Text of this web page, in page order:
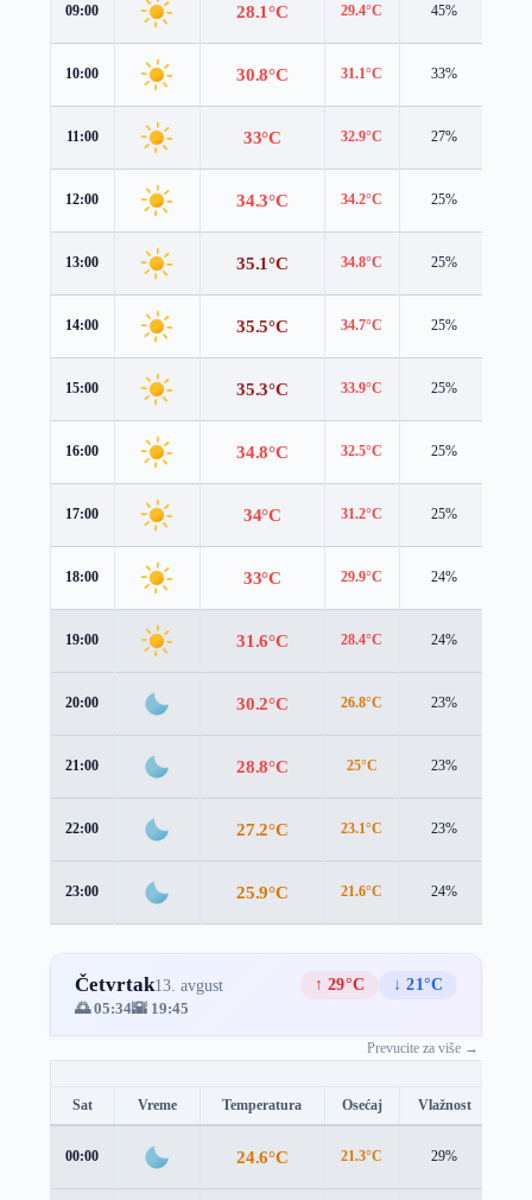
09:00 28.1°C 29.4°C 45%
10:00 30.8°C 31.1°C 33%
11:00 33°C 32.9°C 27%
12:00 34.3°C 34.2°C 25%
13:00 35.1°C 34.8°C 25%
14:00 35.5°C 34.7°C 25%
15:00 35.3°C 33.9°C 25%
16:00 34.8°C 32.5°C 25%
17:00 34°C 31.2°C 25%
18:00 33°C 29.9°C 24%
19:00 31.6°C 28.4°C 24%
20:00 30.2°C 26.8°C 23%
21:00 28.8°C 25°C 23%
22:00 27.2°C 23.1°C 23%
23:00 25.9°C 21.6°C 24%
Četvrtak13. avgust ↑ 29°C
↓ 21°C
🌅 05:34🌇 19:45
Prevucite za više →
Sat Vreme Temperatura Osećaj Vlažnost
00:00 24.6°C 21.3°C 29%